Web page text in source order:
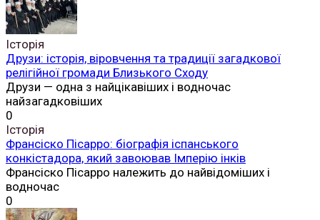
Історія
Друзи: історія, віровчення та традиції загадкової
релігійної громади Близького Сходу
Друзи — одна з найцікавіших і водночас
найзагадковіших
0
Історія
Франсіско Пісарро: біографія іспанського
конкістадора, який завоював Імперію інків
Франсіско Пісарро належить до найвідоміших і
водночас
0